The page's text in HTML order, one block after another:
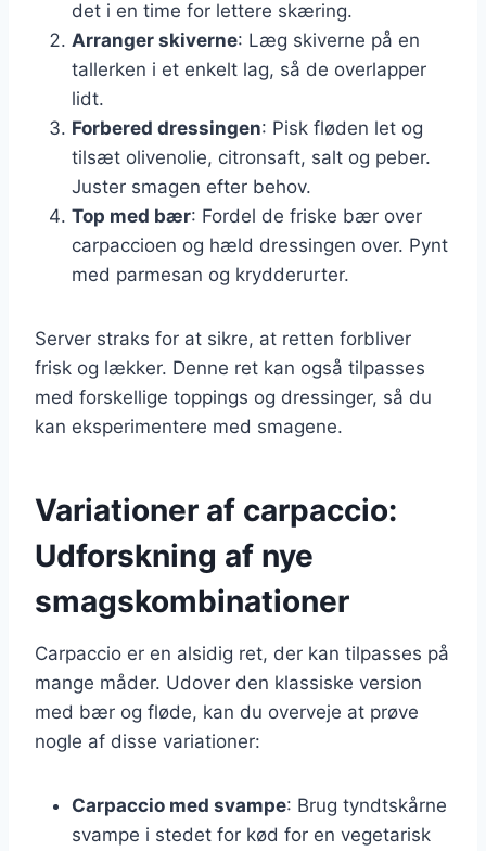
det i en time for lettere skæring.
Arranger skiverne: Læg skiverne på en
tallerken i et enkelt lag, så de overlapper
lidt.
Forbered dressingen: Pisk fløden let og
tilsæt olivenolie, citronsaft, salt og peber.
Juster smagen efter behov.
Top med bær: Fordel de friske bær over
carpaccioen og hæld dressingen over. Pynt
med parmesan og krydderurter.
Server straks for at sikre, at retten forbliver
frisk og lækker. Denne ret kan også tilpasses
med forskellige toppings og dressinger, så du
kan eksperimentere med smagene.
Variationer af carpaccio:
Udforskning af nye
smagskombinationer
Carpaccio er en alsidig ret, der kan tilpasses på
mange måder. Udover den klassiske version
med bær og fløde, kan du overveje at prøve
nogle af disse variationer:
Carpaccio med svampe: Brug tyndtskårne
svampe i stedet for kød for en vegetarisk